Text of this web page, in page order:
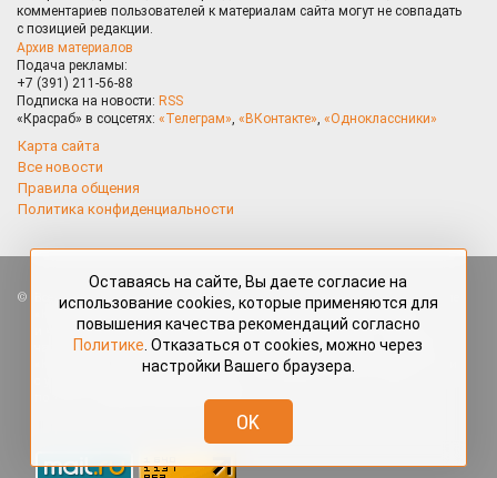
комментариев пользователей к материалам сайта могут не совпадать
с позицией редакции.
Архив материалов
Подача рекламы:
+7 (391) 211-56-88
Подписка на новости: RSS
«Красраб» в соцсетях: «Телеграм», «ВКонтакте», «Одноклассники»
Карта сайта
Все новости
Правила общения
Политика конфиденциальности
Все права защищены. Любые материалы, размещённые на портале
«Красраб.ру» сотрудниками редакции, нештатными авторами
и читателями, являются объектами авторского права. Полное или
частичное использование материалов, размещённых на портале
«Красраб.ру», допускается только с письменного согласия редакции
redaktor@krasrab.krsn.ru.
Оставаясь на сайте, Вы даете согласие на
использование cookies, которые применяются для
повышения качества рекомендаций согласно
Политике . Отказаться от cookies, можно через
настройки Вашего браузера.
OK